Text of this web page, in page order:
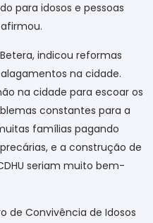
para idosos e pessoas
indicou reformas
na cidade.
na cidade para escoar os
constantes para a
famílias pagando
e a construção de
seriam muito bem-
de Convivência de Idosos